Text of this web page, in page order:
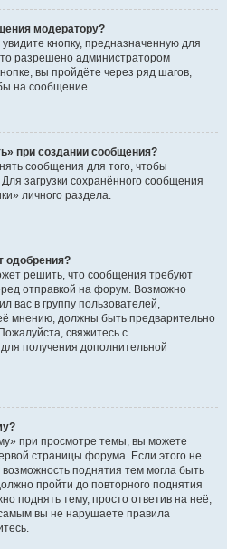
модератору?
кнопку, предназначенную для
разрешено администратором
вы пройдёте через ряд шагов,
на сообщение.
при создании сообщения?
сообщения для того, чтобы
загрузки сохранённого сообщения
личного раздела.
одобрения?
решить, что сообщения требуют
отправкой на форум. Возможно
вас в группу пользователей,
мнению, должны быть предварительно
свяжитесь с
получения дополнительной
при просмотре темы, вы можете
страницы форума. Если этого не
возможность поднятия тем могла быть
пройти до повторного поднятия
поднять тему, просто ответив на неё,
вы не нарушаете правила